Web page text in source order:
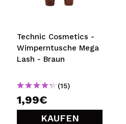
Technic Cosmetics -
Wimperntusche Mega
Lash - Braun
(15)
1,99€
KAUFEN